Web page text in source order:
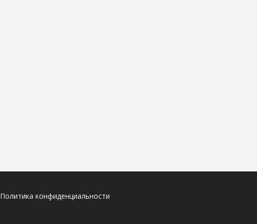
Политика конфиденциальности